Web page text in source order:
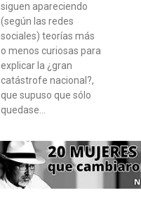
siguen apareciendo
(según las redes
sociales) teorías más
o menos curiosas para
explicar la ¿gran
catástrofe nacional?,
que supuso que sólo
quedase…